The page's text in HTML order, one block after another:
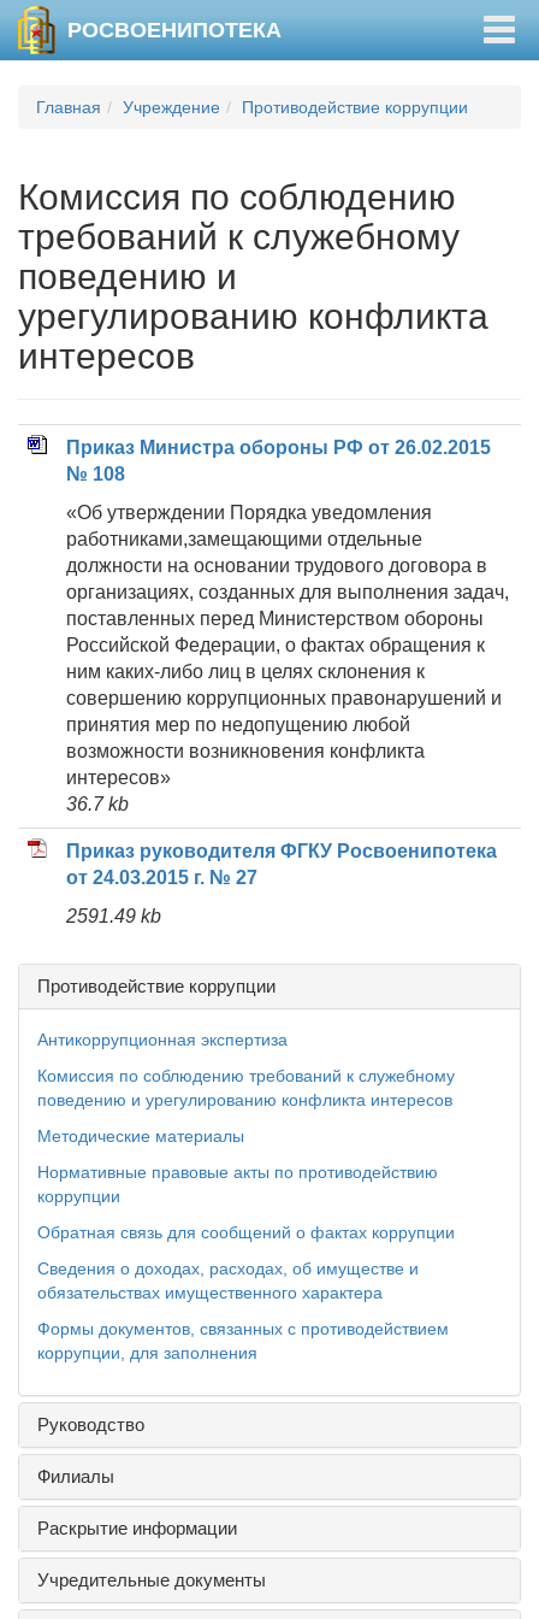
РОСВОЕНИПОТЕКА
Главная Учреждение Противодействие коррупции
Комиссия по соблюдению
требований к служебному
поведению и
урегулированию конфликта
интересов
Приказ Министра обороны РФ от 26.02.2015
№ 108
«Об утверждении Порядка уведомления
работниками,замещающими отдельные
должности на основании трудового договора в
организациях, созданных для выполнения задач,
поставленных перед Министерством обороны
Российской Федерации, о фактах обращения к
ним каких-либо лиц в целях склонения к
совершению коррупционных правонарушений и
принятия мер по недопущению любой
возможности возникновения конфликта
интересов»
36.7 kb
Приказ руководителя ФГКУ Росвоенипотека
от 24.03.2015 г. № 27
2591.49 kb
Противодействие коррупции
Антикоррупционная экспертиза
Комиссия по соблюдению требований к служебному
поведению и урегулированию конфликта интересов
Методические материалы
Нормативные правовые акты по противодействию
коррупции
Обратная связь для сообщений о фактах коррупции
Сведения о доходах, расходах, об имуществе и
обязательствах имущественного характера
Формы документов, связанных с противодействием
коррупции, для заполнения
Руководство
Филиалы
Раскрытие информации
Учредительные документы